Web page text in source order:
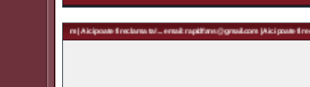
| Aici poate fi reclama ta! ... email: rapidfans@gmail.com | Aici poate fi